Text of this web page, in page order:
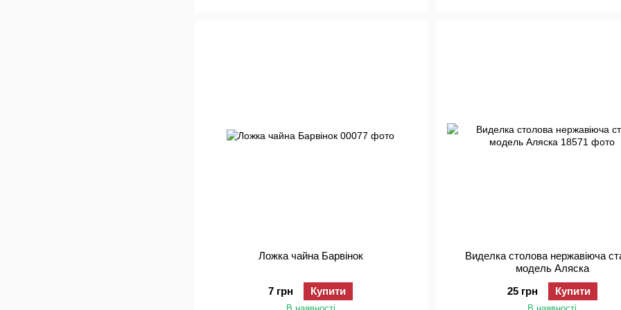
Ложка чайна Барвінок
7 грн Купити
Виделка столова нержавіюча
модель Аляска
25 грн
Купити